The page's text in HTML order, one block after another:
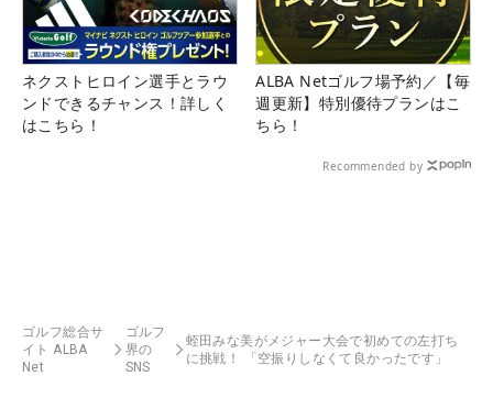
ネクストヒロイン選手とラウ
ンドできるチャンス！詳しく
はこちら！
ALBA Netゴルフ場予約／【毎
週更新】特別優待プランはこ
ちら！
Recommended by
ゴルフ総合サ
イト ALBA
Net
ゴルフ
界の
SNS
蛭田みな美がメジャー大会で初めての左打ち
に挑戦！ 「空振りしなくて良かったです」